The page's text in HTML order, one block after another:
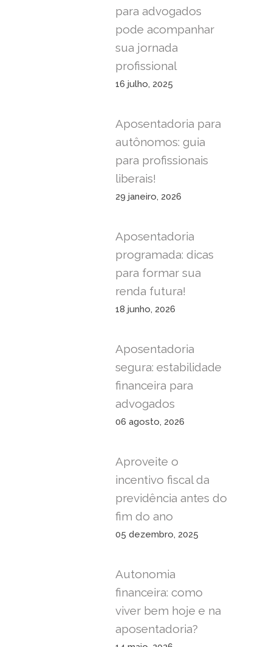
para advogados
pode acompanhar
sua jornada
profissional
16 julho, 2025
Aposentadoria para
autônomos: guia
para profissionais
liberais!
29 janeiro, 2026
Aposentadoria
programada: dicas
para formar sua
renda futura!
18 junho, 2026
Aposentadoria
segura: estabilidade
financeira para
advogados
06 agosto, 2026
Aproveite o
incentivo fiscal da
previdência antes do
fim do ano
05 dezembro, 2025
Autonomia
financeira: como
viver bem hoje e na
aposentadoria?